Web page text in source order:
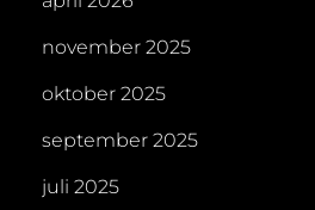
november 2025
oktober 2025
september 2025
juli 2025